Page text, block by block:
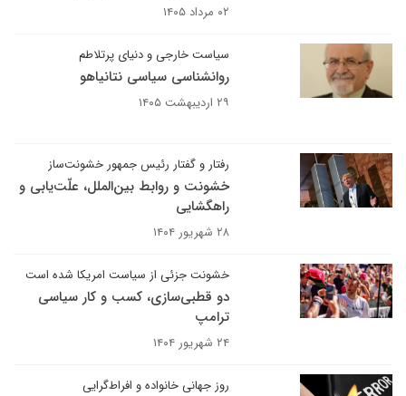
۰۲ مرداد ۱۴۰۵
سیاست خارجی و دنیای پرتلاطم
روانشناسی سیاسی نتانیاهو
۲۹ اردیبهشت ۱۴۰۵
رفتار و گفتار رئیس جمهور خشونت‌ساز
خشونت و روابط بین‌الملل، علّت‌یابی و
راهگشایی
۲۸ شهریور ۱۴۰۴
خشونت جزئی از سیاست امریکا شده است
دو قطبی‌سازی، کسب و کار سیاسی
ترامپ
۲۴ شهریور ۱۴۰۴
روز جهانی خانواده و افراط‌گرایی